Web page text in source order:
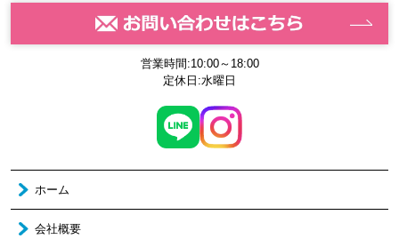
営業時間:10:00～18:00
定休日:水曜日
ホーム
会社概要